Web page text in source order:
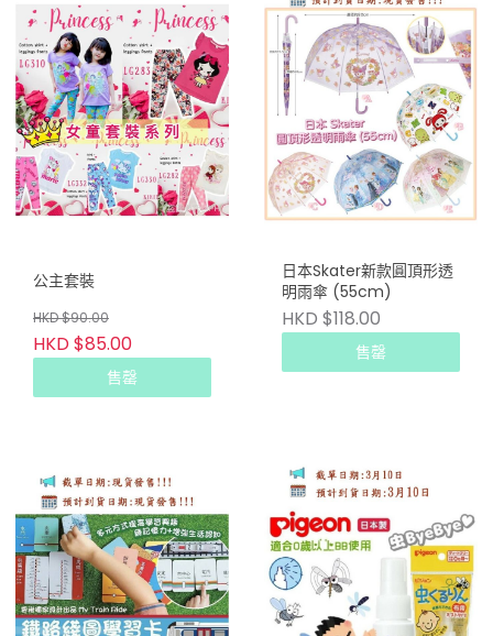
公主套裝
HKD $90.00
HKD $85.00
售罄
日本Skater新款圓頂形透
明雨傘 (55cm)
HKD $118.00
售罄